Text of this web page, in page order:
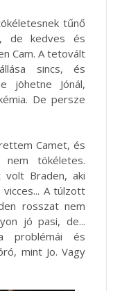
tűnő
de kedves és
Cam. A tetovált
sincs, és
jöhetne Jónál,
De persze
Camet, és
tökéletes.
volt Braden, aki
A túlzott
rosszat nem
jó pasi, de...
problémái és
mint Jo. Vagy